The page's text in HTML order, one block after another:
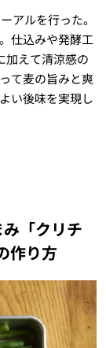
アルを行った。
仕込みや発酵工
加えて清涼感の
て麦の旨みと爽
い後味を実現し
「クリチ
作り方